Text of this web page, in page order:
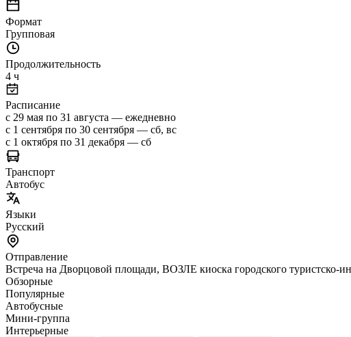
Формат
Групповая
Продолжительность
4 ч
Расписание
с 29 мая по 31 августа — ежедневно
с 1 сентября по 30 сентября — сб, вс
с 1 октября по 31 декабря — сб
Транспорт
Автобус
Языки
Русский
Отправление
Встреча на Дворцовой площади, ВОЗЛЕ киоска городского туристско-
Обзорные
Популярные
Автобусные
Мини-группа
Интерьерные